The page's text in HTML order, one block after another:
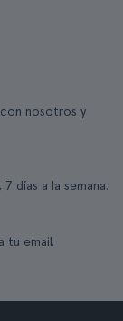
nosotros y
días a la semana.
tu email.